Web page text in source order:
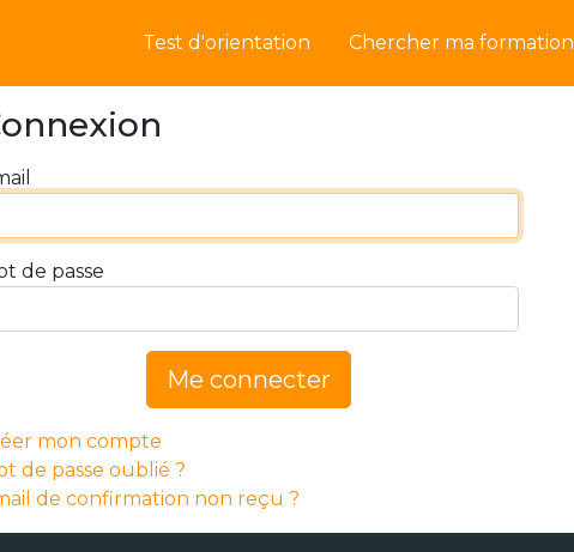
Test d'orientation Chercher ma formation
de passe
Me connecter
mon compte
de passe oublié ?
de confirmation non reçu ?